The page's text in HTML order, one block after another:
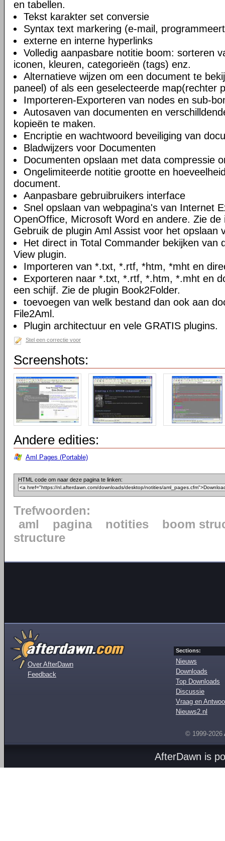
en tabellen.
Tekst karakter set conversie
Syntax text markering (e-mail,
externe en interne hyperlinks
Volledig aanpasbare notitie boom: sorteren
iconen, kleuren, categorieën (tags) enz.
Alternatieve wijzen om een document te
paneel) of als een geselecteerde map(rechter
Importeren-Exporteren van nodes en sub-
Autosaven van documenten en
kopieën te maken.
Encriptie en wachtwoord beveiliging van
Bladwijzers voor Documenten
Documenten opslaan met data compressie
Ongelimiteerde notitie grootte en
document.
Aanpasbare gebruibruikers interface
Snel opslaan van webpagina's van Internet
OpenOffice, Microsoft Word en andere. Zie de
Gebruik de plugin Aml Assist voor het opslaan
Het direct in Total Commander bekijken van
View plugin.
Importeren van *.txt, *.rtf, *htm, *mht en
Exporteren naar *.txt, *.rtf, *.htm, *.mht en
een schijf. Zie de plugin Book2Folder.
toevoegen van welk bestand dan ook aan
File2Aml.
Plugin architectuur en vele GRATIS plugins.
Stel een correctie voor
Screenshots:
Andere edities:
Aml Pages (Portable)
HTML code om naar deze pagina te linken:
Trefwoorden:
aml
pagina notities
boom
structure
Over AfterDawn
Feedback
Sections:
Nieuws
Downloads
Top Downloads
Discussie
Vraag en
Nieuws2.nl
© 1999-2026
AfterDawn is